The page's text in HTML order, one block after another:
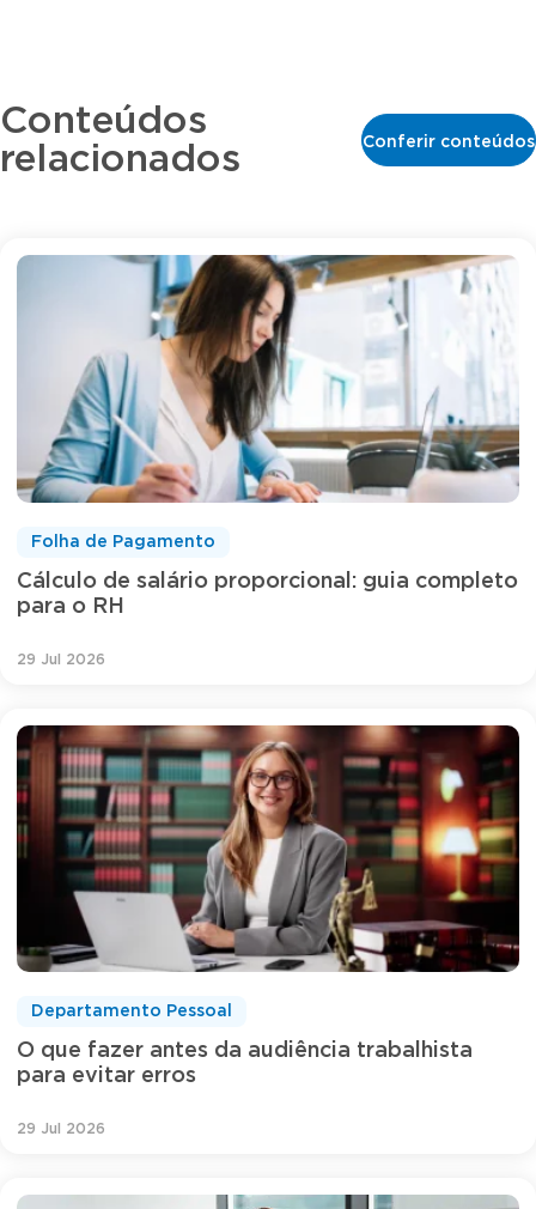
Conteúdos
relacionados
Conferir conteúdos
Cálculo de salário proporcional: guia completo
para o RH
Folha de Pagamento
29 Jul 2026
O que fazer antes da audiência trabalhista
para evitar erros
Departamento Pessoal
29 Jul 2026